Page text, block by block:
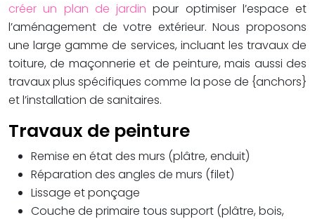
créer un plan de jardin pour optimiser l’espace et
l’aménagement de votre extérieur. Nous proposons
une large gamme de services, incluant les travaux de
toiture, de maçonnerie et de peinture, mais aussi des
travaux plus spécifiques comme la pose de {anchors}
et l’installation de sanitaires.
Travaux de peinture
Remise en état des murs (plâtre, enduit)
Réparation des angles de murs (filet)
Lissage et ponçage
Couche de primaire tous support (plâtre, bois,